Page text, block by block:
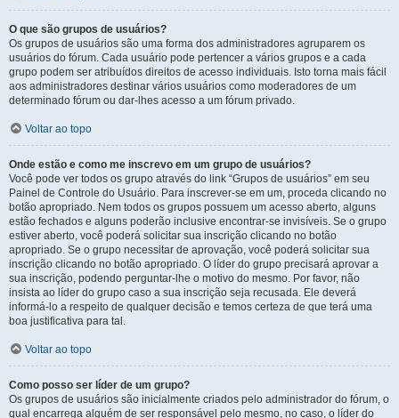
O que são grupos de usuários?
Os grupos de usuários são uma forma dos administradores agruparem os
usuários do fórum. Cada usuário pode pertencer a vários grupos e a cada
grupo podem ser atribuídos direitos de acesso individuais. Isto torna mais fácil
aos administradores destinar vários usuários como moderadores de um
determinado fórum ou dar-lhes acesso a um fórum privado.
Voltar ao topo
Onde estão e como me inscrevo em um grupo de usuários?
Você pode ver todos os grupo através do link “Grupos de usuários” em seu
Painel de Controle do Usuário. Para inscrever-se em um, proceda clicando no
botão apropriado. Nem todos os grupos possuem um acesso aberto, alguns
estão fechados e alguns poderão inclusive encontrar-se invisíveis. Se o grupo
estiver aberto, você poderá solicitar sua inscrição clicando no botão
apropriado. Se o grupo necessitar de aprovação, você poderá solicitar sua
inscrição clicando no botão apropriado. O líder do grupo precisará aprovar a
sua inscrição, podendo perguntar-lhe o motivo do mesmo. Por favor, não
insista ao líder do grupo caso a sua inscrição seja recusada. Ele deverá
informá-lo a respeito de qualquer decisão e temos certeza de que terá uma
boa justificativa para tal.
Voltar ao topo
Como posso ser líder de um grupo?
Os grupos de usuários são inicialmente criados pelo administrador do fórum, o
qual encarrega alguém de ser responsável pelo mesmo, no caso, o líder do